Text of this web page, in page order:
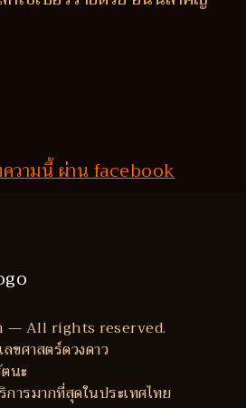
วามนี้ ผ่าน facebook
— All rights reserved.
ขศาสตร์ดวงดาว
นะ
ารมากที่สุดในประเทศไทย